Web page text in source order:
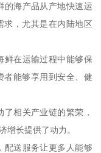
的海产品从产地快速运
求，尤其是在内陆地区
鲜在运输过程中能够保
者能够享用到安全、健
相关产业链的繁荣，
增长提供了动力。
配送服务让更多人能够